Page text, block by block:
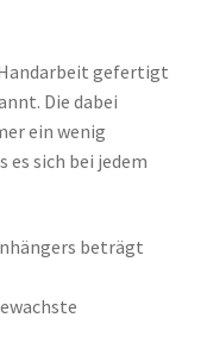
gefertigt
Die dabei
ein wenig
es sich bei jedem
beträgt